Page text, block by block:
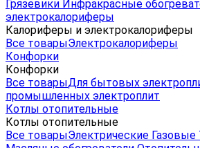
Грязевики Инфракрасные
электрокалориферы
Калориферы и электрокалориферы
Все товарыЭлектрокалориферы
Конфорки
Конфорки
Все товарыДля бытовых
промышленных электроплит
Котлы отопительные
Котлы отопительные
Все товарыЭлектрические Газовые